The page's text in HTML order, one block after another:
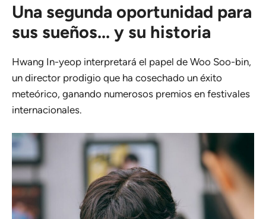
Una segunda oportunidad para
sus sueños... y su historia
Hwang In-yeop interpretará el papel de Woo Soo-bin,
un director prodigio que ha cosechado un éxito
meteórico, ganando numerosos premios en festivales
internacionales.